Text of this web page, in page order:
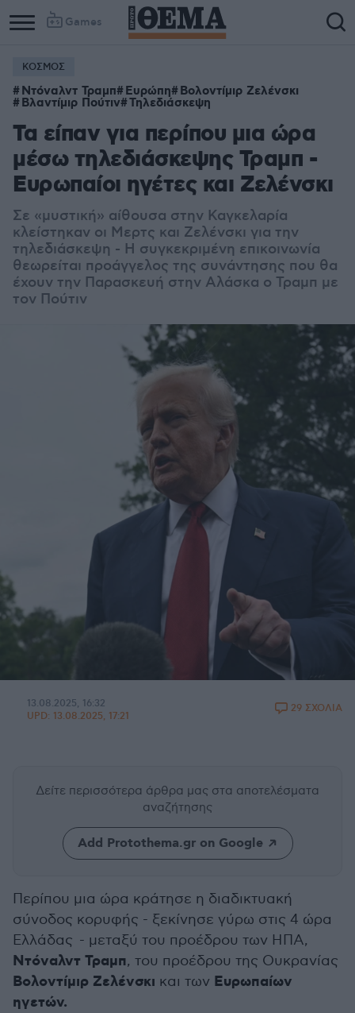
Games
Column
1
Column
2
ΚΟΣΜΟΣ
Ντόναλντ Τραμπ Ευρώπη Βολοντίμιρ Ζελένσκι
Βλαντίμιρ Πούτιν Τηλεδιάσκεψη
Τα είπαν για περίπου μια ώρα
μέσω τηλεδιάσκεψης Τραμπ -
Ευρωπαίοι ηγέτες και Ζελένσκι
Σε «μυστική» αίθουσα στην Καγκελαρία
κλείστηκαν οι Μερτς και Ζελένσκι για την
τηλεδιάσκεψη - Η συγκεκριμένη επικοινωνία
θεωρείται προάγγελος της συνάντησης που θα
έχουν την Παρασκευή στην Αλάσκα ο Τραμπ με
τον Πούτιν
13.08.2025, 16:32
UPD: 13.08.2025, 17:21
29 ΣΧΟΛΙΑ
Δείτε περισσότερα άρθρα μας στα αποτελέσματα
αναζήτησης
Add Protothema.gr on Google
Περίπου μια ώρα κράτησε η διαδικτυακή
σύνοδος κορυφής - ξεκίνησε γύρω στις 4 ώρα
Ελλάδας - μεταξύ του προέδρου των ΗΠΑ,
Ντόναλντ Τραμπ, του προέδρου της Ουκρανίας
Βολοντίμιρ Ζελένσκι και των Ευρωπαίων
ηγετών.